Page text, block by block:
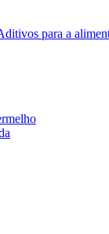
para a